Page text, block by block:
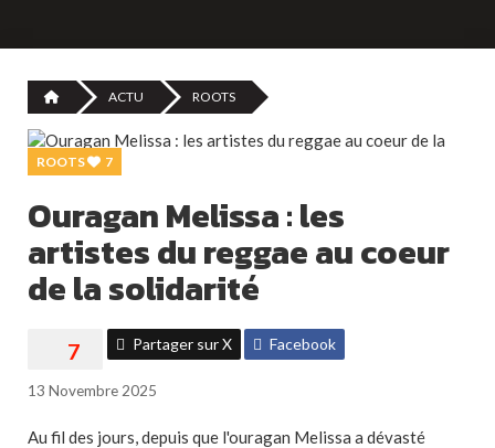
ACTU ROOTS
ROOTS 7
Ouragan Melissa : les
artistes du reggae au coeur
de la solidarité
Partager sur X Facebook
13 Novembre 2025
Au fil des jours, depuis que l'ouragan Melissa a dévasté